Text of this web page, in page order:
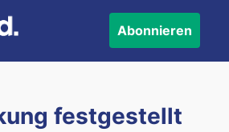
Abonnieren
festgestellt